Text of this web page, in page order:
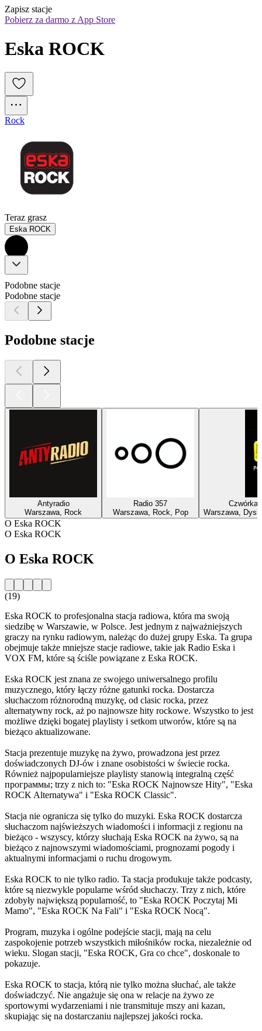
Zapisz stacje
Pobierz za darmo z App Store
Eska ROCK
Rock
Teraz grasz
Eska ROCK
Podobne stacje
Podobne stacje
Podobne stacje
Antyradio
Warszawa, Rock
Radio 357
Warszawa, Rock, Pop
Czwórka
Warszawa,
O Eska ROCK
O Eska ROCK
O Eska ROCK
(19)
Eska ROCK to profesjonalna stacja radiowa, która ma swoją
siedzibę w Warszawie, w Polsce. Jest jednym z najważniejszych
graczy na rynku radiowym, należąc do dużej grupy Eska. Ta grupa
obejmuje także mniejsze stacje radiowe, takie jak Radio Eska i
VOX FM, które są ściśle powiązane z Eska ROCK.
Eska ROCK jest znana ze swojego uniwersalnego profilu
muzycznego, który łączy różne gatunki rocka. Dostarcza
słuchaczom różnorodną muzykę, od clasic rocka, przez
alternatywny rock, aż po najnowsze hity rockowe. Wszystko to jest
możliwe dzięki bogatej playlisty i setkom utworów, które są na
bieżąco aktualizowane.
Stacja prezentuje muzykę na żywo, prowadzona jest przez
doświadczonych DJ-ów i znane osobistości w świecie rocka.
Również najpopularniejsze playlisty stanowią integralną część
программы; trzy z nich to: "Eska ROCK Najnowsze Hity", "Eska
ROCK Alternatywa" i "Eska ROCK Classic".
Stacja nie ogranicza się tylko do muzyki. Eska ROCK dostarcza
słuchaczom najświeższych wiadomości i informacji z regionu na
bieżąco - wszyscy, którzy słuchają Eska ROCK na żywo, są na
bieżąco z najnowszymi wiadomościami, prognozami pogody i
aktualnymi informacjami o ruchu drogowym.
Eska ROCK to nie tylko radio. Ta stacja produkuje także podcasty,
które są niezwykle popularne wśród słuchaczy. Trzy z nich, które
zdobyły największą popularność, to "Eska ROCK Poczytaj Mi
Mamo", "Eska ROCK Na Fali" i "Eska ROCK Nocą".
Program, muzyka i ogólne podejście stacji, mają na celu
zaspokojenie potrzeb wszystkich miłośników rocka, niezależnie od
wieku. Slogan stacji, "Eska ROCK, Gra co chce", doskonale to
pokazuje.
Eska ROCK to stacja, którą nie tylko można słuchać, ale także
doświadczyć. Nie angażuje się ona w relacje na żywo ze
sportowymi wydarzeniami i nie transmituje mszy ani kazan,
skupiając się na dostarczaniu najlepszej jakości rocka.